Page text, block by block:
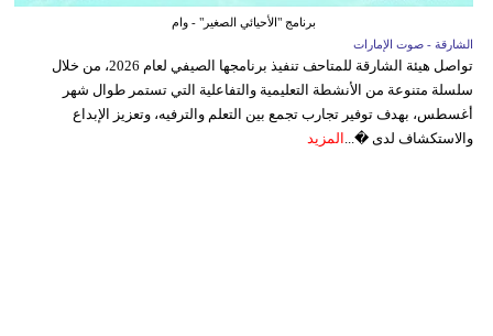
برنامج "الأحيائي الصغير" - وام
الشارقة - صوت الإمارات
تواصل هيئة الشارقة للمتاحف تنفيذ برنامجها الصيفي لعام 2026، من خلال
سلسلة متنوعة من الأنشطة التعليمية والتفاعلية التي تستمر طوال شهر
أغسطس، بهدف توفير تجارب تجمع بين التعلم والترفيه، وتعزيز الإبداع
والاستكشاف لدى �... المزيد